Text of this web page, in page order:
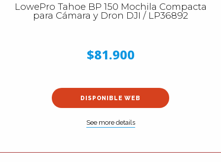
LowePro Tahoe BP 150 Mochila Compacta
para Cámara y Dron DJI / LP36892
$81.900
DISPONIBLE WEB
See more details